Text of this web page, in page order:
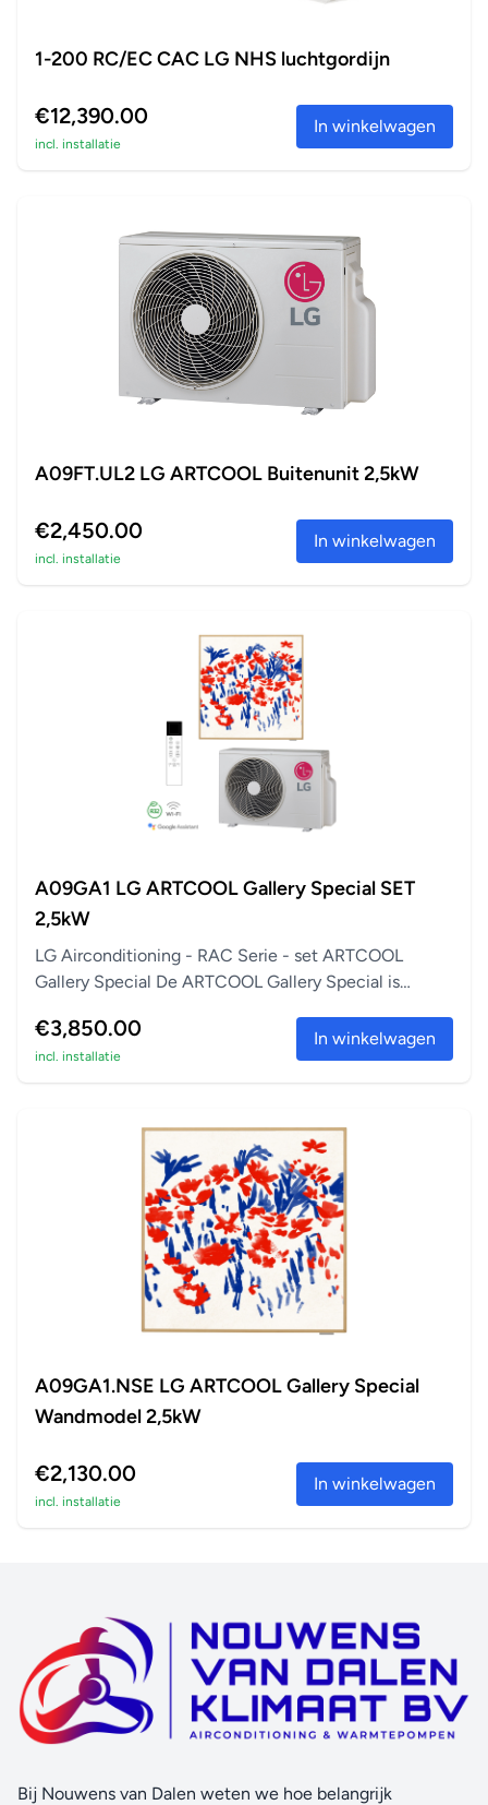
1-200 RC/EC CAC LG NHS luchtgordijn
€12,390.00
incl. installatie
In winkelwagen
A09FT.UL2 LG ARTCOOL Buitenunit 2,5kW
€2,450.00
incl. installatie
In winkelwagen
A09GA1 LG ARTCOOL Gallery Special SET
2,5kW
LG Airconditioning - RAC Serie - set ARTCOOL
Gallery Special De ARTCOOL Gallery Special is
€3,850.00
incl. installatie
In winkelwagen
A09GA1.NSE LG ARTCOOL Gallery Special
Wandmodel 2,5kW
€2,130.00
incl. installatie
In winkelwagen
Bij Nouwens van Dalen weten we hoe belangrijk